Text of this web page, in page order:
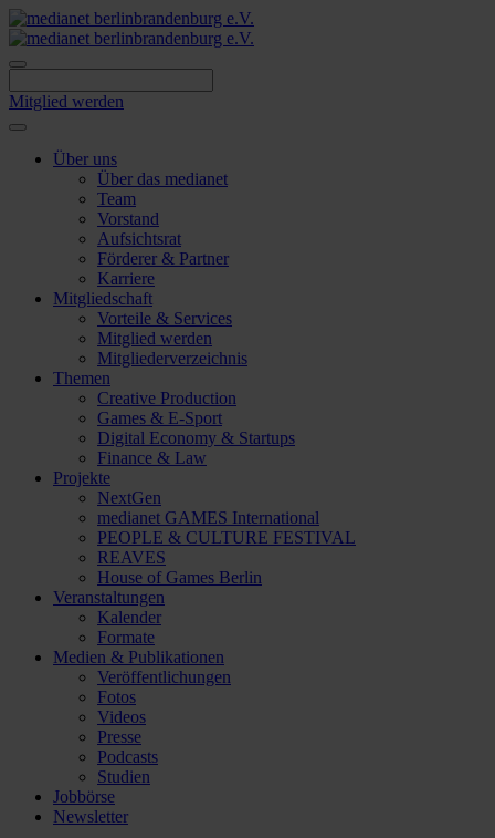
Skip
to
content
Mitglied werden
Über uns
Über das medianet
Team
Vorstand
Aufsichtsrat
Förderer & Partner
Karriere
Mitgliedschaft
Vorteile & Services
Mitglied werden
Mitgliederverzeichnis
Themen
Creative Production
Games & E-Sport
Digital Economy & Startups
Finance & Law
Projekte
NextGen
medianet GAMES International
PEOPLE & CULTURE FESTIVAL
REAVES
House of Games Berlin
Veranstaltungen
Kalender
Formate
Medien & Publikationen
Veröffentlichungen
Fotos
Videos
Presse
Podcasts
Studien
Jobbörse
Newsletter